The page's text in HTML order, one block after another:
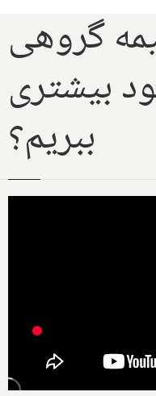
گروهی
بیشتری
ببریم؟